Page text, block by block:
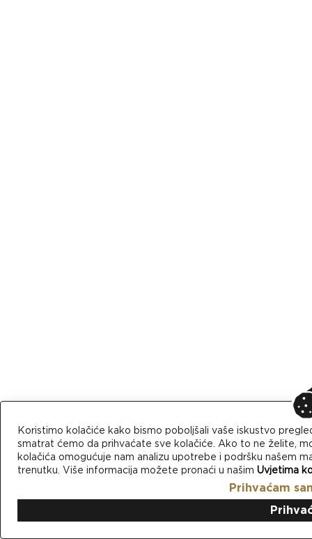
Koristimo kolačiće kako bismo poboljšali vaše iskustvo
smatrat ćemo da prihvaćate sve kolačiće. Ako to ne želite,
kolačića omogućuje nam analizu upotrebe i podršku našem
trenutku. Više informacija možete pronaći u našim Uvjetima
Prihvaćam